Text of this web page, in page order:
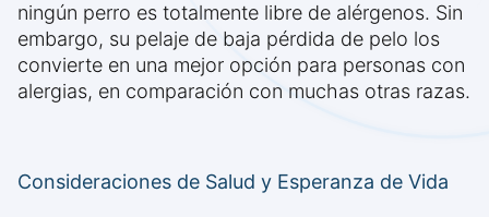
ningún perro es totalmente libre de alérgenos. Sin
embargo, su pelaje de baja pérdida de pelo los
convierte en una mejor opción para personas con
alergias, en comparación con muchas otras razas.
Consideraciones de Salud y Esperanza de Vida